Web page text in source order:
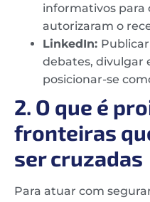
informativos para
autorizaram o
LinkedIn:
debates, divulgar
posicionar-se
2. O que é
fronteiras
ser cruzadas
Para atuar com